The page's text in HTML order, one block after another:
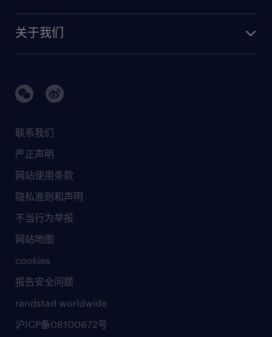
关于我们
联系我们
严正声明
网站使用条款
隐私准则和声明
不当行为举报
网站地图
cookies
报告安全问题
randstad worldwide
沪ICP备08100672号